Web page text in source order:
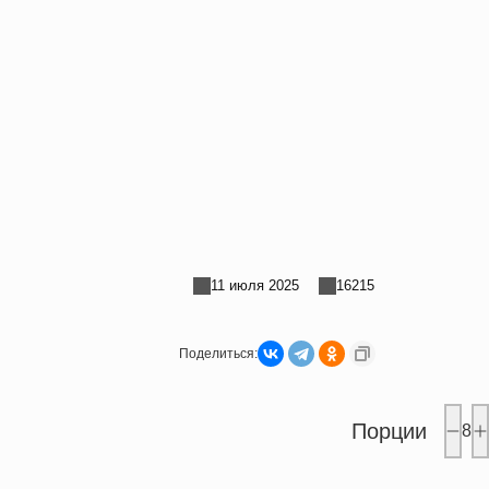
11 июля 2025 16215
Поделиться:
Порции 8